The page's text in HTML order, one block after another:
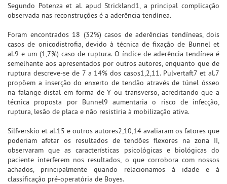
Segundo Potenza et al. apud Strickland1, a principal complicação
observada nas reconstruções é a aderência tendínea.
Foram encontrados 18 (32%) casos de aderências tendíneas, dois
casos de onicodistrofia, devido à técnica de fixação de Bunnel et
al.9 e um (1,7%) caso de ruptura. O índice de aderência tendínea é
semelhante aos apresentados por outros autores, enquanto que de
ruptura descreve-se de 7 a 14% dos casos1,2,11. Pulvertaft7 et al.7
propõem a inserção do enxerto de tendão através de túnel ósseo
na falange distal em forma de Y ou transverso, acreditando que a
técnica proposta por Bunnel9 aumentaria o risco de infecção,
ruptura, lesão de placa e não resistiria à mobilização ativa.
Silfverskio et al.15 e outros autores2,10,14 avaliaram os fatores que
poderiam afetar os resultados de tendões flexores na zona II,
observaram que as características psicológicas e biológicas do
paciente interferem nos resultados, o que corrobora com nossos
achados, principalmente quando relacionamos à idade e à
classificação pré-operatória de Boyes.